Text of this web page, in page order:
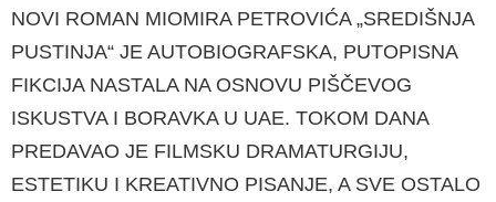
NOVI ROMAN MIOMIRA PETROVIĆA „SREDIŠ­NJA
PUSTINJA“ JE AUTOBIOGRAFSKA, PUTO­PISNA
FIKCIJA NASTALA NA OSNOVU PIŠČE­VOG
ISKUSTVA I BORAVKA U UAE. TOKOM DANA
PREDAVAO JE FILMSKU DRAMATURGI­JU,
ESTETIKU I KREATIVNO PISANJE, A SVE OSTALO